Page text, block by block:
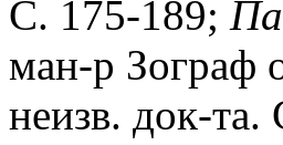
С. 175-189;
ман-р Зограф
неизв. док-